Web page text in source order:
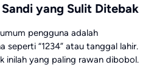
Sandi yang Sulit Ditebak
pengguna adalah
seperti “1234” atau tanggal lahir.
inilah yang paling rawan dibobol.